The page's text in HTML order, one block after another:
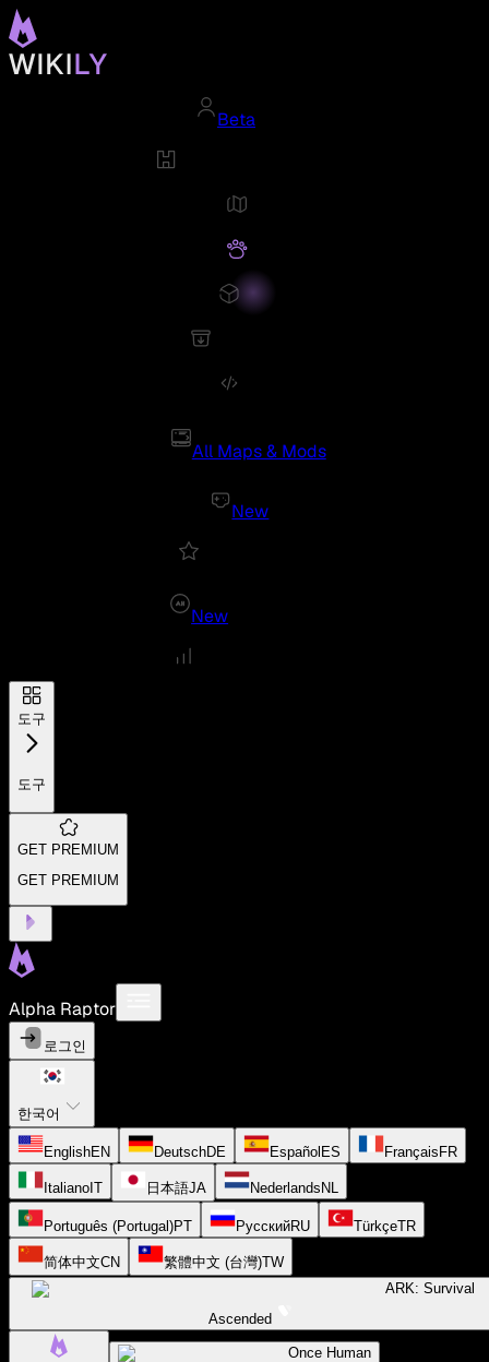
Beta
All Maps & Mods
New
New
도구
도구
GET PREMIUM
GET PREMIUM
Alpha Raptor
로그인
한국어
EnglishEN DeutschDE Español ES Français FR
Italiano IT 日本語JA Nederlands NL
Português (Portugal)PT РусскийRU TürkçeTR
简体中文CN 繁體中文 (台灣)TW
ARK: Survival
Ascended
Once Human